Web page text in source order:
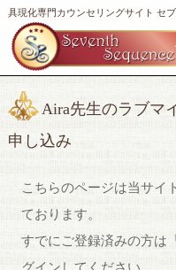
具現化専門カウンセリングサイト セ
Aira先生のラブマインドレッスンNo.0受講のお
申し込み
こちらのページは当サイ
ております。
すでにご登録済みの方は
グインしてください。